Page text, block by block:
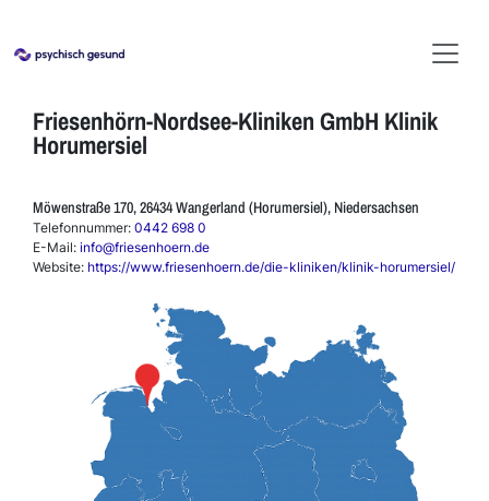
Friesenhörn-Nordsee-Kliniken GmbH Klinik
Horumersiel
Möwenstraße 170, 26434 Wangerland (Horumersiel), Niedersachsen
Telefonnummer: 0442 698 0
E-Mail: info@friesenhoern.de
Website: https://www.friesenhoern.de/die-kliniken/klinik-horumersiel/